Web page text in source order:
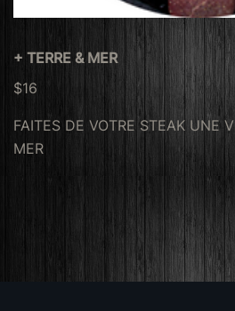
+ TERRE & MER
$16
FAITES DE VOTRE STEAK UNE
MER